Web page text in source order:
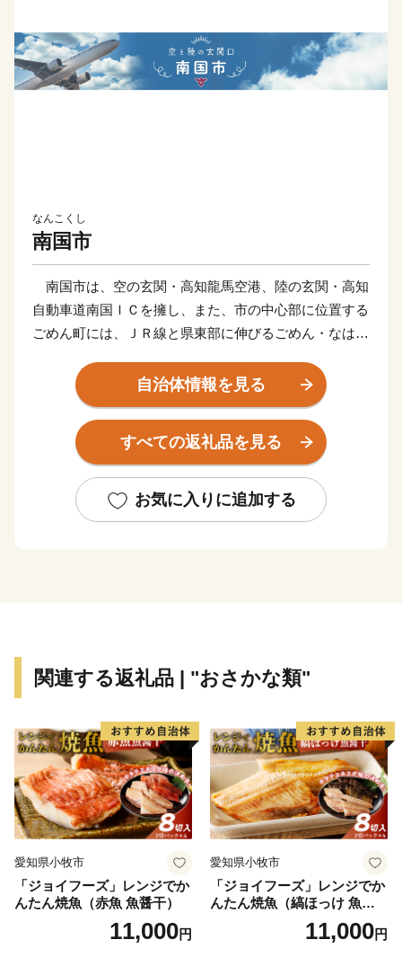
なんこくし
南国市
南国市は、空の玄関・高知龍馬空港、陸の玄関・高知
自動車道南国ＩＣを擁し、また、市の中心部に位置する
ごめん町には、ＪＲ線と県東部に伸びるごめん・なはり
面電車の始発駅「ごめん町駅」などがあり、土佐の旅の
玄関口として大きな役割を果たしています。
かつて土佐の国庁として栄えてきたこの街には、いに
しえの息吹を伝える多くの歴史遺産が点在し、土佐の稲
日本一の施設園芸野菜などが、豊かな食の実りを育んで
います。
自治体情報を見る
すべての返礼品を見る
お気に入りに追加する
関連する返礼品 | "おさかな類"
愛知県小牧市
「ジョイフーズ」レンジでか
んたん焼魚（赤魚 魚醤干）
11,000円
愛知県小牧市
「ジョイフーズ」レンジでか
んたん焼魚（縞ほっけ 魚醤
11,000円